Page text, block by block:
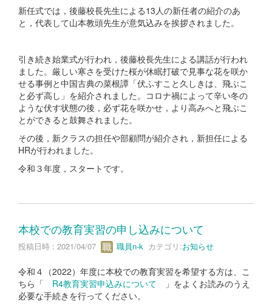
新任式では，後藤校長先生による13人の新任者の紹介のあ
と，代表して山本教頭先生が意気込みを挨拶されました。
引き続き始業式が行われ，後藤校長先生による講話が行われ
ました。厳しい寒さを受けた桜が休眠打破で見事な花を咲か
せる事例と中国古典の菜根譚「伏ふすこと久しきは、飛ぶこ
と必ず高し」を紹介されました。コロナ禍によって辛い冬の
ような伏す状態の後，必ず花を咲かせ，より高みへと飛ぶこ
とができると鼓舞されました。
その後，新クラスの担任や部顧問が紹介され，新担任による
HRが行われました。
令和３年度，スタートです。
本校での教育実習の申し込みについて
投稿日時 : 2021/04/07 職員n-k カテゴリ:お知らせ
令和４（2022）年度に本校での教育実習を希望する方は、こ
ちら「 R4教育実習申込みについて 」をよくお読みのうえ
必要な手続きを行ってください。